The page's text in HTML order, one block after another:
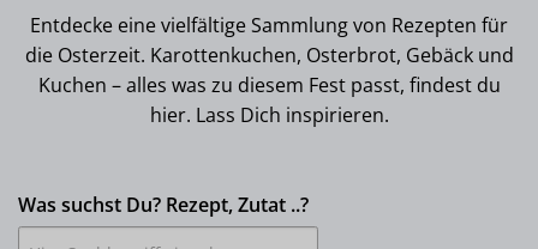
Entdecke eine vielfältige Sammlung von Rezepten für
die Osterzeit. Karottenkuchen, Osterbrot, Gebäck und
Kuchen – alles was zu diesem Fest passt, findest du
hier. Lass Dich inspirieren.
Was suchst Du? Rezept, Zutat ..?